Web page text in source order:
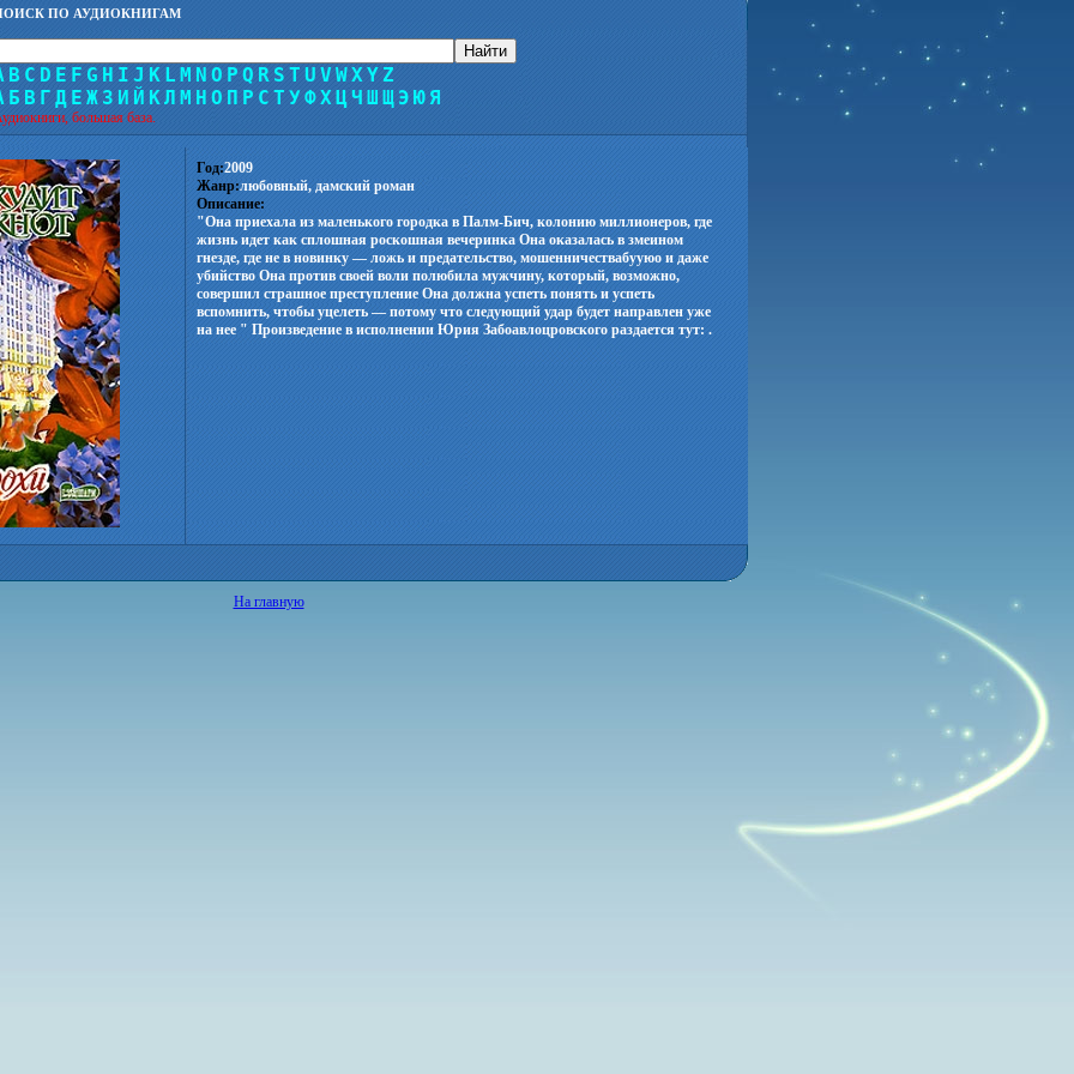
ПО АУДИОКНИГАМ
B C D E F G H I J K L M N O P Q R S T U V WXYZ
Б В Г Д Е Ж З И Й КЛ М Н О П Р С Т УФХ ЦЧ Ш Щ Э ЮЯ
большая база.
Год:2009
Жанр:любовный, дамский роман
Описание:
"Она приехала из маленького городка в Палм-Бич, колонию миллионеров, где
жизнь идет как сплошная роскошная вечеринка Она оказалась в змеином
гнезде, где не в новинку — ложь и предательство, мошенничествабууюо и даже
убийство Она против своей воли полюбила мужчину, который, возможно,
совершил страшное преступление Она должна успеть понять и успеть
вспомнить, чтобы уцелеть — потому что следующий удар будет направлен уже
на нее " Произведение в исполнении Юрия Забоавлоцровского раздается тут: .
На главную